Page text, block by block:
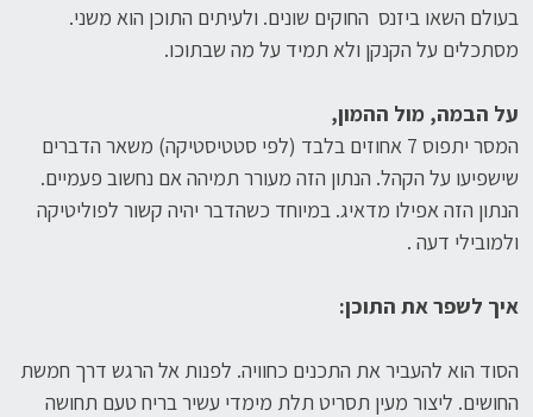
בעולם השאו ביזנס החוקים שונים. ולעיתים התוכן הוא משני.
מסתכלים על הקנקן ולא תמיד על מה שבתוכו.
על הבמה, מול ההמון,
המסר יתפוס 7 אחוזים בלבד (לפי סטטיסטיקה) משאר הדברים
שישפיעו על הקהל. הנתון הזה מעורר תמיהה אם נחשוב פעמיים.
הנתון הזה אפילו מדאיג. במיוחד כשהדבר יהיה קשור לפוליטיקה
ולמובילי דעה .
איך לשפר את התוכן:
הסוד הוא להעביר את התכנים כחוויה. לפנות אל הרגש דרך חמשת
החושים. ליצור מעין תסריט תלת מימדי עשיר בריח טעם תחושה